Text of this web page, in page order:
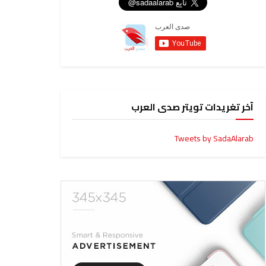
آخر تغريدات تويتر صدى العرب
Tweets by SadaAlarab